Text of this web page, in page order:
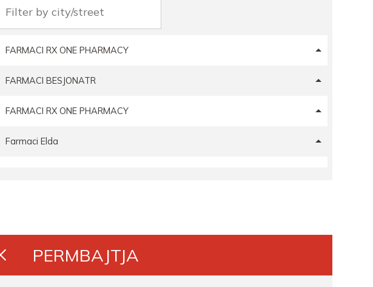
FARMACI RX ONE PHARMACY
FARMACI BESJONATR
FARMACI RX ONE PHARMACY
Farmaci Elda
FARMACI KLARAALL
PERMBAJTJA